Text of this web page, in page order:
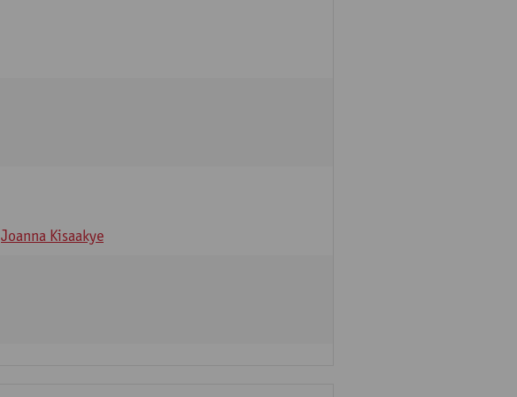
Joanna Kisaakye